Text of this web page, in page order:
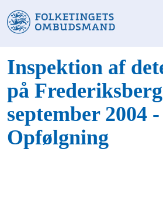
Inspektion af
på
september 2004 -
Opfølgning